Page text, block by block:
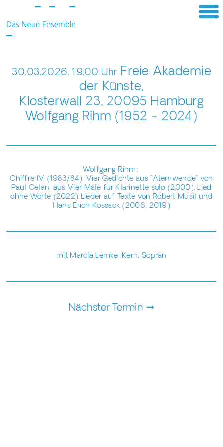
30.03.2026, 19.00 Uhr Freie Akademie
der Künste,
Klosterwall 23, 20095 Hamburg
Wolfgang Rihm (1952 - 2024)
Wolfgang Rihm:
Chiffre IV (1983/84), Vier Gedichte aus "Atemwende" von
Paul Celan, aus Vier Male für Klarinette solo (2000), Lied
ohne Worte (2022) Lieder auf Texte von Robert Musil und
Hans Erich Kossack (2006, 2019)
mit Marcia Lemke-Kern, Sopran
Nächster Termin →